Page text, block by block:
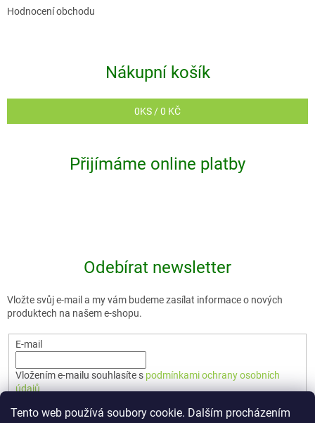
Tento web používá soubory cookie. Dalším procházením
Hodnocení obchodu
Nákupní košík
0KS /0 KČ
Přijímáme online platby
Odebírat newsletter
Vložte svůj e-mail a my vám budeme zasílat informace o nových
produktech na našem e-shopu.
E-mail
Vložením e-mailu souhlasíte s podmínkami ochrany osobních
údajů